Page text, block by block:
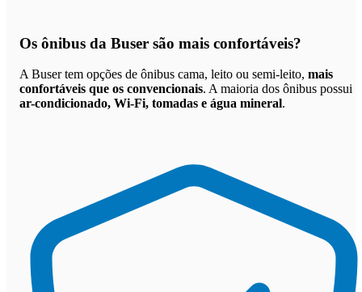
Os ônibus da Buser são mais confortáveis?
A Buser tem opções de ônibus cama, leito ou semi-leito, mais
confortáveis que os convencionais. A maioria dos ônibus possui
ar-condicionado, Wi-Fi, tomadas e água mineral.